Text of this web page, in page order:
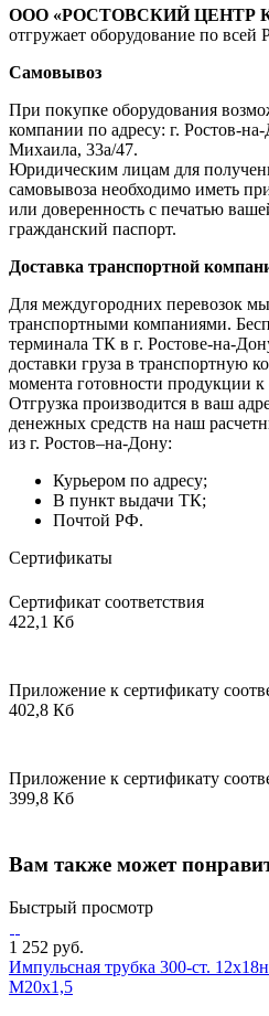
ООО «РОСТОВСКИЙ ЦЕНТР
отгружает оборудование по всей
Самовывоз
При покупке оборудования
компании по адресу: г. Ростов-
Михаила, 33а/47.
Юридическим лицам для
самовывоза необходимо иметь
или доверенность с печатью
гражданский паспорт.
Доставка транспортной
Для междугородних перевозок
транспортными компаниями.
терминала ТК в г. Ростове-на-
доставки груза в транспортную
момента готовности продукции к
Отгрузка производится в ваш
денежных средств на наш
из г. Ростов–на-Дону:
Курьером по адресу;
В пункт выдачи ТК;
Почтой РФ.
Сертификаты
Сертификат соответствия
422,1 Кб
Приложение к сертификату
402,8 Кб
Приложение к сертификату
399,8 Кб
Вам также может
Быстрый просмотр
1 252 руб.
Импульсная трубка 300-ст.
М20х1,5